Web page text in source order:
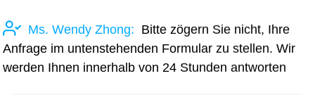
Ms. Wendy Zhong: Bitte zögern Sie nicht, Ihre
Anfrage im untenstehenden Formular zu stellen. Wir
werden Ihnen innerhalb von 24 Stunden antworten